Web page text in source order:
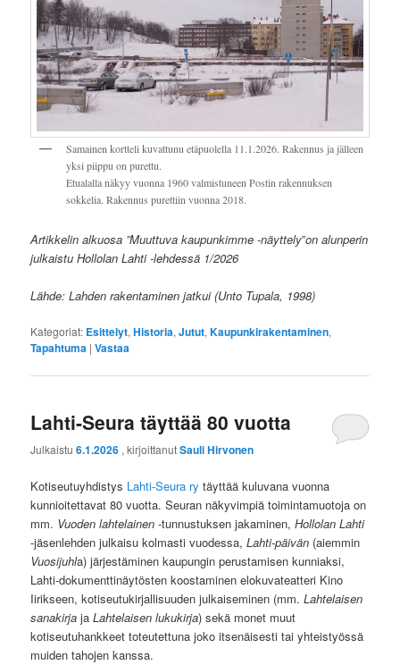
Samainen kortteli kuvattunu etäpuolella 11.1.2026. Rakennus ja jälleen
yksi piippu on purettu.
Etualalla näkyy vuonna 1960 valmistuneen Postin rakennuksen
sokkelia. Rakennus purettiin vuonna 2018.
Artikkelin alkuosa ”Muuttuva kaupunkimme -näyttely”on alunperin
julkaistu Hollolan Lahti -lehdessä 1/2026
Lähde: Lahden rakentaminen jatkui (Unto Tupala, 1998)
Kategoriat: Esittelyt,Historia,Jutut,Kaupunkirakentaminen,
Tapahtuma |Vastaa
Lahti-Seura täyttää 80 vuotta
Julkaistu6.1.2026 , kirjoittanutSauli Hirvonen
Kotiseutuyhdistys Lahti-Seura ry täyttää kuluvana vuonna
kunnioitettavat 80 vuotta. Seuran näkyvimpiä toimintamuotoja on
mm. Vuoden lahtelainen -tunnustuksen jakaminen,Hollolan Lahti
-jäsenlehden julkaisu kolmasti vuodessa,Lahti-päivän (aiemmin
Vuosijuhla) järjestäminen kaupungin perustamisen kunniaksi,
Lahti-dokumenttinäytösten koostaminen elokuvateatteri Kino
Iirikseen, kotiseutukirjallisuuden julkaiseminen (mm.Lahtelaisen
sanakirja jaLahtelaisen lukukirja) sekä monet muut
kotiseutuhankkeet toteutettuna joko itsenäisesti tai yhteistyössä
muiden tahojen kanssa.